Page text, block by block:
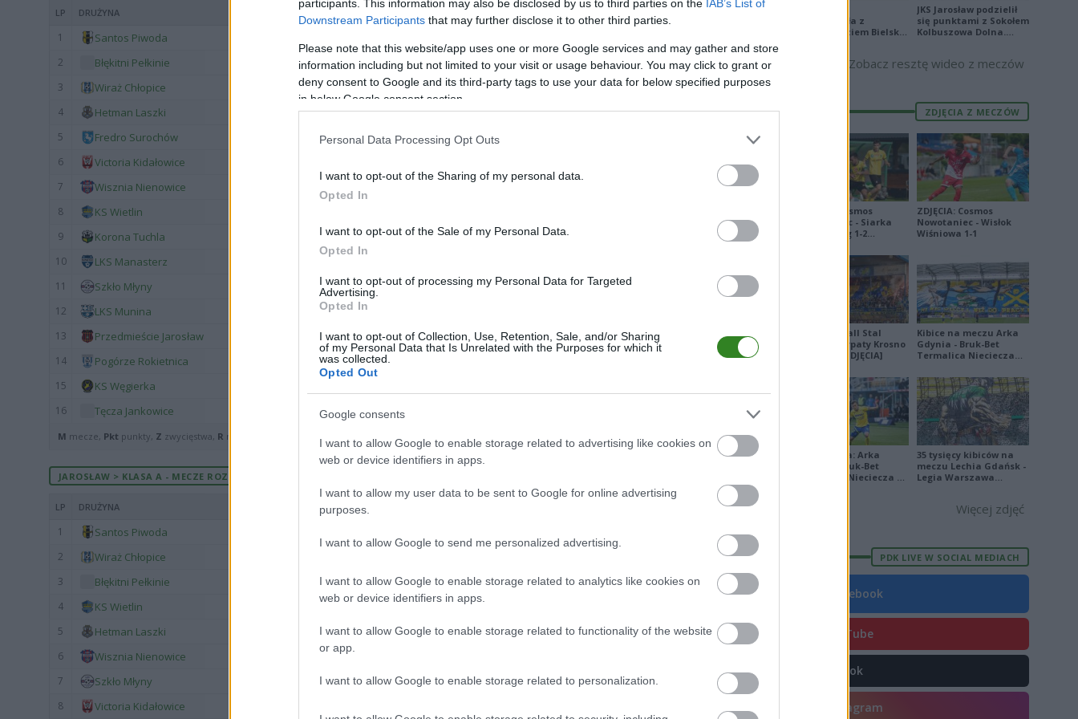
participants. This information may also be disclosed by us to third parties on the IAB’s List of
Downstream Participants that may further disclose it to other third parties.
Please note that this website/app uses one or more Google services and may gather and store
information including but not limited to your visit or usage behaviour. You may click to grant or
deny consent to Google and its third-party tags to use your data for below specified purposes
in below Google consent section.
Personal Data Processing Opt Outs
I want to opt-out of the Sharing of my personal data.
Opted In
I want to opt-out of the Sale of my Personal Data.
Opted In
I want to opt-out of processing my Personal Data for Targeted
Advertising.
Opted In
I want to opt-out of Collection, Use, Retention, Sale, and/or Sharing
of my Personal Data that Is Unrelated with the Purposes for which it
was collected.
Opted Out
Google consents
I want to allow Google to enable storage related to advertising like cookies on
web or device identifiers in apps.
I want to allow my user data to be sent to Google for online advertising
purposes.
I want to allow Google to send me personalized advertising.
I want to allow Google to enable storage related to analytics like cookies on
web or device identifiers in apps.
I want to allow Google to enable storage related to functionality of the website
or app.
I want to allow Google to enable storage related to personalization.
LP DRUŻYNA
1 Santos Piwoda
2 Błękitni Pełkinie 30 68 22 2 6 102-44
3 Wiraż Chłopice 30 65 21 2 7 100-38
4 Hetman Laszki 30 65 21 2 7 90-40
5 Fredro Surochów
6 Victoria Kidałowice 47-40
7 Wisznia Nienowice 50-56
8 KS Wietlin
9 Korona Tuchla 43-77
10 LKS Manasterz
11 Szkło Młyny 30 33 10 54-79
12 LKS Munina
13 Przedmieście Jarosław 30 30 9 3 39-87
14 Pogórze Rokietnica 39-84
15 KS Węgierka
16 Tęcza Jankowice
M mecze, Pkt punkty, Z zwycięstwa, R remisy, zwycięstwo remis porażka
JAROSŁAW > KLASA A - MECZE ROZEGRANE U SIEBIE
LP DRUŻYNA GOLE FORMA
1 Santos Piwoda
2 Wiraż Chłopice 49-14
3 Błękitni Pełkinie 15 34 11 1 3 62-22
4 KS Wietlin
5 Hetman Laszki 15 26 8 2 5 42-21
6 Wisznia Nienowice
7 Szkło Młyny 15 25 8 1 29-28
8 Victoria Kidałowice
zremisowała z
Podbeskidziem Bielsko-
JKS Jarosław podzielił
się punktami z Sokołem
Kolbuszowa Dolna.
Zobacz resztę wideo z meczów
ZDJĘCIA Z MECZÓW
ZDJĘCIA: Cosmos
Nowotaniec - Siarka
Tarnobrzeg 1-2
ZDJĘCIA: Cosmos
Nowotaniec - Wisłok
Wiśniowa 1-1
Derby Ekoball Stal
Sanok - Karpaty Krosno
na remis [ZDJĘCIA]
Kibice na meczu Arka
Gdynia - Bruk-Bet
Termalica Nieciecza
Ekstraklasa: Arka
Gdynia - Bruk-Bet
Termalica Nieciecza 2-
35 tysięcy kibiców na
meczu Lechia Gdańsk -
Legia Warszawa
Więcej zdjęć
PDK LIVE W SOCIAL MEDIACH
Facebook
YouTube
TikTok
Instagram